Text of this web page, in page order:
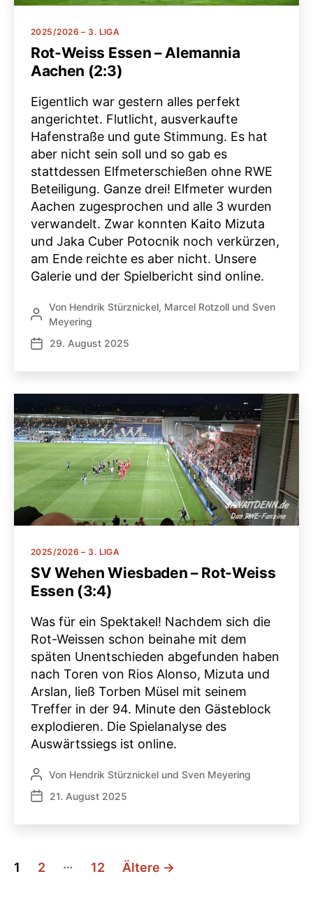
Kategorien
2025/2026 – 3. LIGA
Rot-Weiss Essen – Alemannia
Aachen (2:3)
Eigentlich war gestern alles perfekt
angerichtet. Flutlicht, ausverkaufte
Hafenstraße und gute Stimmung. Es hat
aber nicht sein soll und so gab es
stattdessen Elfmeterschießen ohne RWE
Beteiligung. Ganze drei! Elfmeter wurden
Aachen zugesprochen und alle 3 wurden
verwandelt. Zwar konnten Kaito Mizuta
und Jaka Cuber Potocnik noch verkürzen,
am Ende reichte es aber nicht. Unsere
Galerie und der Spielbericht sind online.
Beitragsautor
Von Hendrik Stürznickel, Marcel Rotzoll und Sven
Meyering
Veröffentlichungsdatum
29. August 2025
Kategorien
2025/2026 – 3. LIGA
SV Wehen Wiesbaden – Rot-Weiss
Essen (3:4)
Was für ein Spektakel! Nachdem sich die
Rot-Weissen schon beinahe mit dem
späten Unentschieden abgefunden haben
nach Toren von Rios Alonso, Mizuta und
Arslan, ließ Torben Müsel mit seinem
Treffer in der 94. Minute den Gästeblock
explodieren. Die Spielanalyse des
Auswärtssiegs ist online.
Beitragsautor
Von Hendrik Stürznickel und Sven Meyering
Veröffentlichungsdatum
21. August 2025
Seitennummerierung
1 2 … 12 Ältere →